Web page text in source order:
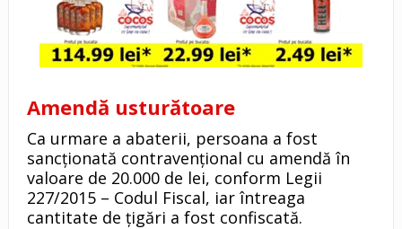
Amendă usturătoare
Ca urmare a abaterii, persoana a fost
sancționată contravențional cu amendă în
valoare de 20.000 de lei, conform Legii
227/2015 – Codul Fiscal, iar întreaga
cantitate de țigări a fost confiscată.